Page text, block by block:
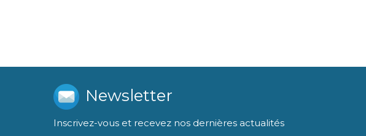
Newsletter
Inscrivez-vous et recevez nos dernières actualités